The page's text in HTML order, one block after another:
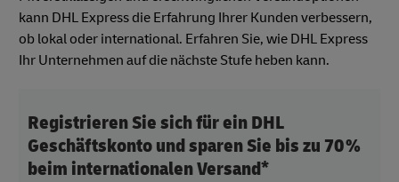
kann DHL Express die Erfahrung Ihrer Kunden verbessern,
ob lokal oder international. Erfahren Sie, wie DHL Express
Ihr Unternehmen auf die nächste Stufe heben kann.
Registrieren Sie sich für ein DHL
Geschäftskonto und sparen Sie bis zu 70 %
beim internationalen Versand*